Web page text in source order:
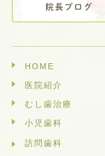
HOME
医院紹介
むし歯治療
小児歯科
訪問歯科